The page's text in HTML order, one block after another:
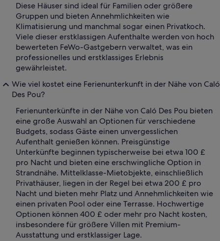
Diese Häuser sind ideal für Familien oder größere
Gruppen und bieten Annehmlichkeiten wie
Klimatisierung und manchmal sogar einen Privatkoch.
Viele dieser erstklassigen Aufenthalte werden von hoch
bewerteten FeWo-Gastgebern verwaltet, was ein
professionelles und erstklassiges Erlebnis
gewährleistet.
Wie viel kostet eine Ferienunterkunft in der Nähe von Caló
Des Pou?
Ferienunterkünfte in der Nähe von Caló Des Pou bieten
eine große Auswahl an Optionen für verschiedene
Budgets, sodass Gäste einen unvergesslichen
Aufenthalt genießen können. Preisgünstige
Unterkünfte beginnen typischerweise bei etwa 100 £
pro Nacht und bieten eine erschwingliche Option in
Strandnähe. Mittelklasse-Mietobjekte, einschließlich
Privathäuser, liegen in der Regel bei etwa 200 £ pro
Nacht und bieten mehr Platz und Annehmlichkeiten wie
einen privaten Pool oder eine Terrasse. Hochwertige
Optionen können 400 £ oder mehr pro Nacht kosten,
insbesondere für größere Villen mit Premium-
Ausstattung und erstklassiger Lage.